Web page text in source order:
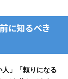
に知るべき
人」「頼りになる